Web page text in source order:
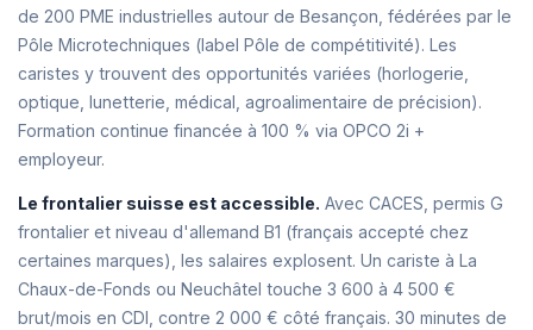
de 200 PME industrielles autour de Besançon, fédérées par le
Pôle Microtechniques (label Pôle de compétitivité). Les
caristes y trouvent des opportunités variées (horlogerie,
optique, lunetterie, médical, agroalimentaire de précision).
Formation continue financée à 100 % via OPCO 2i +
employeur.
Le frontalier suisse est accessible. Avec CACES, permis G
frontalier et niveau d'allemand B1 (français accepté chez
certaines marques), les salaires explosent. Un cariste à La
Chaux-de-Fonds ou Neuchâtel touche 3 600 à 4 500 €
brut/mois en CDI, contre 2 000 € côté français. 30 minutes de